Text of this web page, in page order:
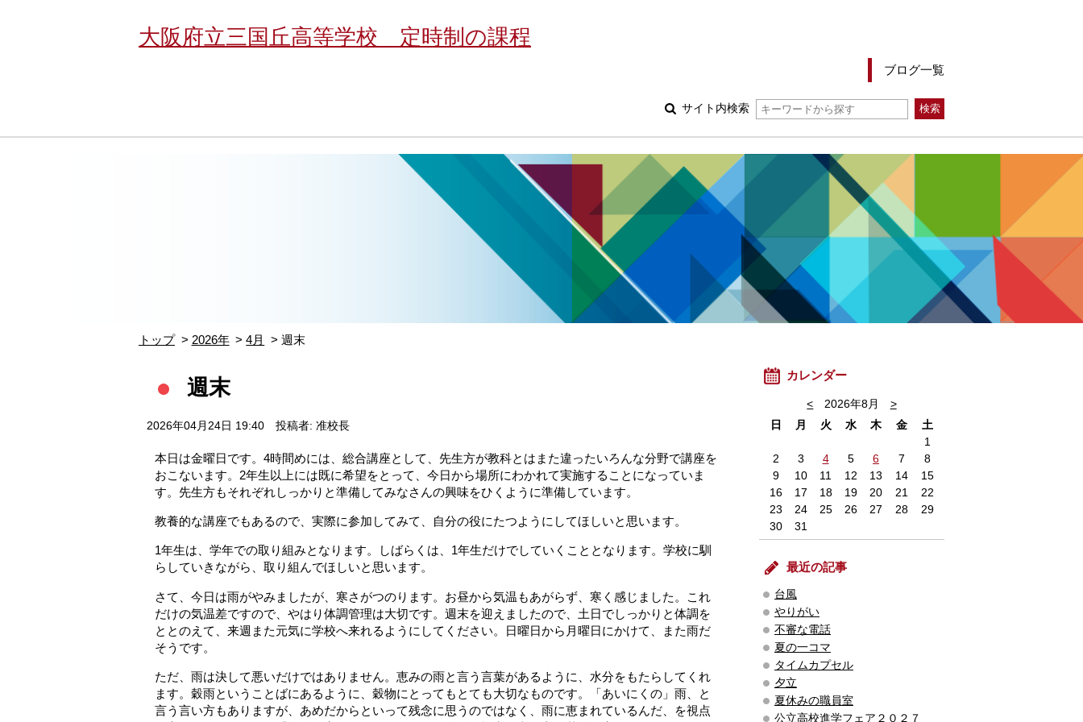
大阪府立三国丘高等学校 定時制の課程
ブログ一覧
サイト内検索
トップ 2026年 4月 週末
週末
2026年04月24日 19:40 投稿者: 准校長
本日は金曜日です。4時間めには、総合講座として、先生方が教科とはまた違ったいろんな分野で講座を
おこないます。2年生以上には既に希望をとって、今日から場所にわかれて実施することになっていま
す。先生方もそれぞれしっかりと準備してみなさんの興味をひくように準備しています。
教養的な講座でもあるので、実際に参加してみて、自分の役にたつようにしてほしいと思います。
1年生は、学年での取り組みとなります。しばらくは、1年生だけでしていくこととなります。学校に馴
らしていきながら、取り組んでほしいと思います。
さて、今日は雨がやみましたが、寒さがつのります。お昼から気温もあがらず、寒く感じました。これ
だけの気温差ですので、やはり体調管理は大切です。週末を迎えましたので、土日でしっかりと体調を
ととのえて、来週また元気に学校へ来れるようにしてください。日曜日から月曜日にかけて、また雨だ
そうです。
ただ、雨は決して悪いだけではありません。恵みの雨と言う言葉があるように、水分をもたらしてくれ
ます。穀雨ということばにあるように、穀物にとってもとても大切なものです。「あいにくの」雨、と
言う言い方もありますが、あめだからといって残念に思うのではなく、雨に恵まれているんだ、を視点
カレンダー
< 2026年8月
>
日
月 火 水 木 金
土
1
2
3 4 5 6 7
8
9
10 11 12 13 14
15
16
17 18 19 20 21
22
23
24 25 26 27 28
29
30
31
最近の記事
台風
やりがい
不審な電話
夏の一コマ
タイムカプセル
夕立
夏休みの職員室
公立高校進学フェア２０２７